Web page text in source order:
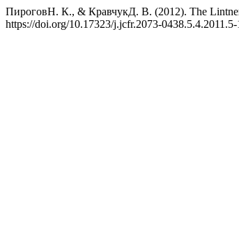
ПироговН. К., & КравчукД. В. (2012). The
https://doi.org/10.17323/j.jcfr.2073-0438.5.4.2011.5-